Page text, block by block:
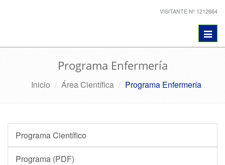
VISITANTE Nº 1212664
Programa Enfermería
Inicio Área Científica Programa Enfermería
Programa Científico
Programa (PDF)